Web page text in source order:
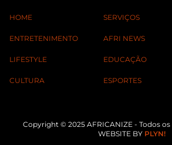
HOME
ENTRETENIMENTO
LIFESTYLE
CULTURA
SERVIÇOS
AFRI NEWS
EDUCAÇÃO
ESPORTES
Copyright © 2025 AFRICANIZE - Todos
WEBSITE BY PLYN!